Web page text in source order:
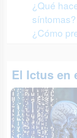
¿Qué
síntomas?
¿Cómo
El Ictus en